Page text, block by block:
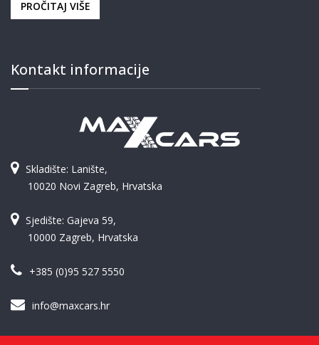
PROČITAJ VIŠE
Kontakt informacije
Skladište: Lanište,
10020 Novi Zagreb, Hrvatska
Sjedište: Gajeva 59,
10000 Zagreb, Hrvatska
+385 (0)95 527 5550
info@maxcars.hr